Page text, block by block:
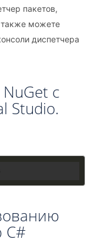
пакетов,
также можете
диспетчера
с
Studio.
C#